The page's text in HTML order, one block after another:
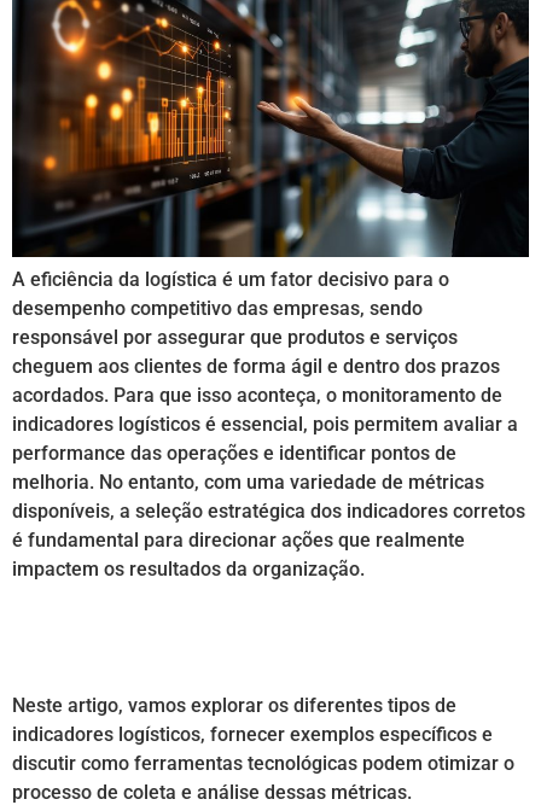
A eficiência da logística é um fator decisivo para o
desempenho competitivo das empresas, sendo
responsável por assegurar que produtos e serviços
cheguem aos clientes de forma ágil e dentro dos prazos
acordados. Para que isso aconteça, o monitoramento de
indicadores logísticos é essencial, pois permitem avaliar a
performance das operações e identificar pontos de
melhoria. No entanto, com uma variedade de métricas
disponíveis, a seleção estratégica dos indicadores corretos
é fundamental para direcionar ações que realmente
impactem os resultados da organização.
Neste artigo, vamos explorar os diferentes tipos de
indicadores logísticos, fornecer exemplos específicos e
discutir como ferramentas tecnológicas podem otimizar o
processo de coleta e análise dessas métricas.